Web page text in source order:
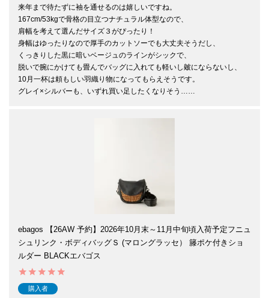
来年まで待たずに袖を通せるのは嬉しいですね。
167cm/53kgで骨格の目立つナチュラル体型なので、
肩幅を考えて選んだサイズ３がぴったり！
身幅はゆったりなので厚手のカットソーでも大丈夫そうだし、
くっきりした黒に暗いベージュのラインがシックで、
脱いで腕にかけても畳んでバッグに入れても軽いし皴にならないし、
10月一杯は頼もしい羽織り物になってもらえそうです。
グレイ×シルバーも、いずれ買い足したくなりそう……
ebagos 【26AW 予約】2026年10月末～11月中旬頃入荷予定フニュ
シュリンク・ボディバッグＳ (マロングラッセ） 籐ポケ付きショ
ルダー BLACKエバゴス
購入者